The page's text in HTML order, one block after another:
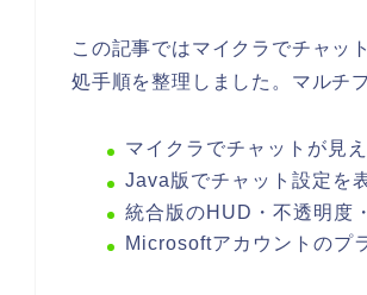
この記事ではマイクラでチャッ
処手順を整理しました。マルチ
マイクラでチャットが見
Java版でチャット設定を
統合版のHUD・不透明度
Microsoftアカウントのプ